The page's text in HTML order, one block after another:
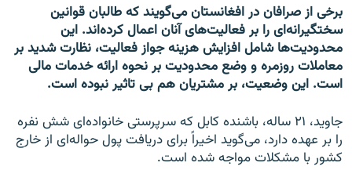
به ما بپیوندید
همۀ سایت‌های رادیو آزادی/ رادیو اروپای آزاد
برخی از صرافان در افغانستان می‌گویند که طالبان قوانین
سختگیرانه‌ای را بر فعالیت‌های آنان اعمال کرده‌اند. این
محدودیت‌ها شامل افزایش هزینه جواز فعالیت، نظارت شدید بر
معاملات روزمره و وضع محدودیت بر نحوه ارائه خدمات مالی
است. این وضعیت، بر مشتریان هم بی تاثیر نبوده است.
جاوید، ۲۱ ساله، باشنده کابل که سرپرستی خانواده‌ای شش نفره
را بر عهده دارد، می‌گوید اخیراً برای دریافت پول حواله‌ای از خارج
کشور با مشکلات مواجه شده است.